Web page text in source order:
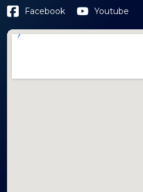
Facebook Youtube